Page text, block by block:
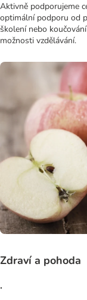
Aktivně podporujeme
optimální podporu od
školení nebo
možnosti vzdělávání.
Zdraví a pohoda
.